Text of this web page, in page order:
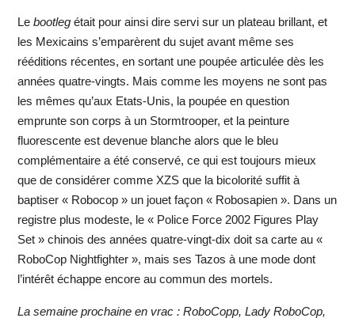
Le bootlegétait pour ainsi dire servi sur un plateau brillant, et
les Mexicains s’emparèrent du sujet avant même ses
rééditions récentes, en sortant une poupée articulée dès les
années quatre-vingts. Mais comme les moyens ne sont pas
les mêmes qu’aux Etats-Unis, la poupée en question
emprunte son corps à un Stormtrooper, et la peinture
fluorescente est devenue blanche alors que le bleu
complémentaire a été conservé, ce qui est toujours mieux
que de considérer comme XZS que la bicolorité suffit à
baptiser « Robocop » un jouet façon « Robosapien ». Dans un
registre plus modeste, le « Police Force 2002 Figures Play
Set » chinois des années quatre-vingt-dix doit sa carte au «
RoboCop Nightfighter », mais ses Tazos à une mode dont
l’intérêt échappe encore au commun des mortels.
La semaine prochaine en vrac : RoboCopp, Lady RoboCop,